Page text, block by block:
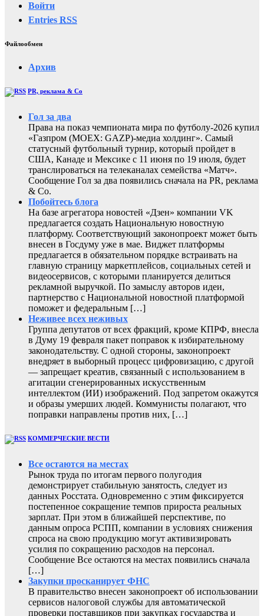
Войти
Entries RSS
Файлообмен
Архив
PR, реклама & Co
Гол за два
Права на показ чемпионата мира по футболу-2026 купил
«Газпром (MOEX: GAZP)-медиа холдинг». Самый
статусный футбольный турнир, который пройдет в
США, Канаде и Мексике с 11 июня по 19 июля, будет
транслироваться на телеканалах семейства «Матч».
Сообщение Гол за два появились сначала на PR, реклама
& Co.
Побойтесь блога
На базе агрегатора новостей «Дзен» компании VK
предлагается создать Национальную новостную
платформу. Соответствующий законопроект может быть
внесен в Госдуму уже в мае. Виджет платформы
предлагается в обязательном порядке встраивать на
главную страницу маркетплейсов, социальных сетей и
видеосервисов, с которыми планируется делиться
рекламной выручкой. По замыслу авторов идеи,
партнерство с Национальной новостной платформой
поможет и федеральным […]
Неживее всех неживых
Группа депутатов от всех фракций, кроме КПРФ, внесла
в Думу 19 февраля пакет поправок к избирательному
законодательству. С одной стороны, законопроект
внедряет в выборный процесс цифровизацию, с другой
— запрещает креатив, связанный с использованием в
агитации сгенерированных искусственным
интеллектом (ИИ) изображений. Под запретом окажутся
и образы умерших людей. Коммунисты полагают, что
поправки направлены против них, […]
КОММЕРЧЕСКИЕ ВЕСТИ
Все остаются на местах
Рынок труда по итогам первого полугодия
демонстрирует стабильную занятость, следует из
данных Росстата. Одновременно с этим фиксируется
постепенное сокращение темпов прироста реальных
зарплат. При этом в ближайшей перспективе, по
данным опроса РСПП, компании в условиях снижения
спроса на свою продукцию могут активизировать
усилия по сокращению расходов на персонал.
Сообщение Все остаются на местах появились сначала
[…]
Закупки просканирует ФНС
В правительство внесен законопроект об использовании
сервисов налоговой службы для автоматической
проверки поставщиков при закупках государства и